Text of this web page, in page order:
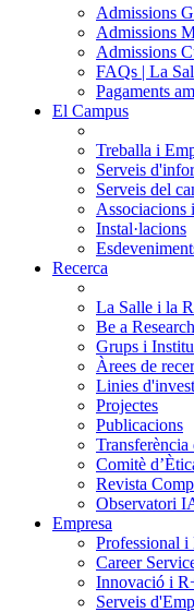
Admissions
Admissions
Admissions
FAQs | La
Pagaments
El Campus
Treballa i
Serveis
Serveis del
Associacions
Instal·lacions
Recerca
La Salle i la
Be a
Grups i
Àrees de
Linies
Projectes
Publicacions
Comitè
Revista
Observatori
Empresa
Professional
Career
Innovació i
Serveis